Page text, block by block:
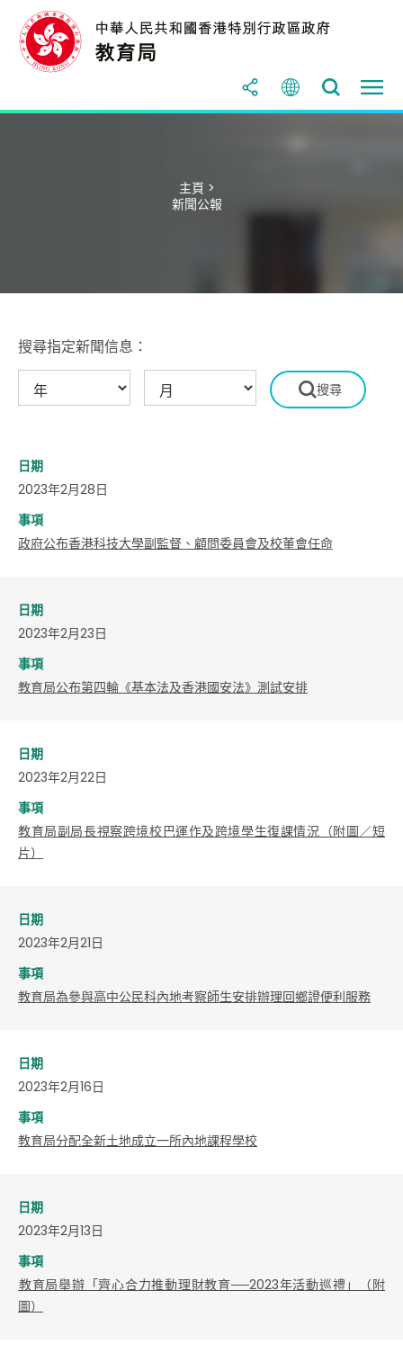
主頁 >
新聞公報
搜尋指定新聞信息：
日期
2023年2月28日
事項
政府公布香港科技大學副監督、顧問委員會及校董會任命
日期
2023年2月23日
事項
教育局公布第四輪《基本法及香港國安法》測試安排
日期
2023年2月22日
事項
教育局副局長視察跨境校巴運作及跨境學生復課情況（附圖／短
片）
日期
2023年2月21日
事項
教育局為參與高中公民科內地考察師生安排辦理回鄉證便利服務
日期
2023年2月16日
事項
教育局分配全新土地成立一所內地課程學校
日期
2023年2月13日
事項
​教育局舉辦「齊心合力推動理財教育──2023年活動巡禮」（附
圖）